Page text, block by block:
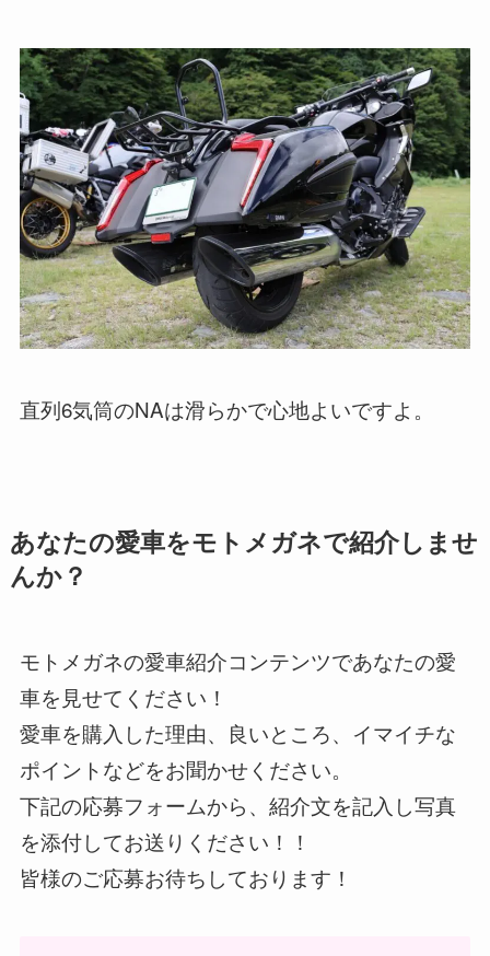
直列6気筒のNAは滑らかで心地よいですよ。
あなたの愛車をモトメガネで紹介しませ
んか？
モトメガネの愛車紹介コンテンツであなたの愛
車を見せてください！
愛車を購入した理由、良いところ、イマイチな
ポイントなどをお聞かせください。
下記の応募フォームから、紹介文を記入し写真
を添付してお送りください！！
皆様のご応募お待ちしております！